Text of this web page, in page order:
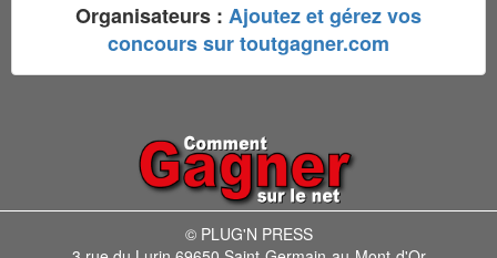
Organisateurs : Ajoutez et gérez vos
concours sur toutgagner.com
© PLUG'N PRESS